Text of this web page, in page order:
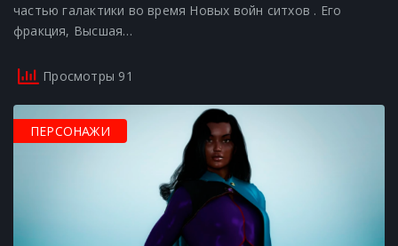
частью галактики во время Новых войн ситхов . Его
фракция, Высшая…
Просмотры 91
ПЕРСОНАЖИ